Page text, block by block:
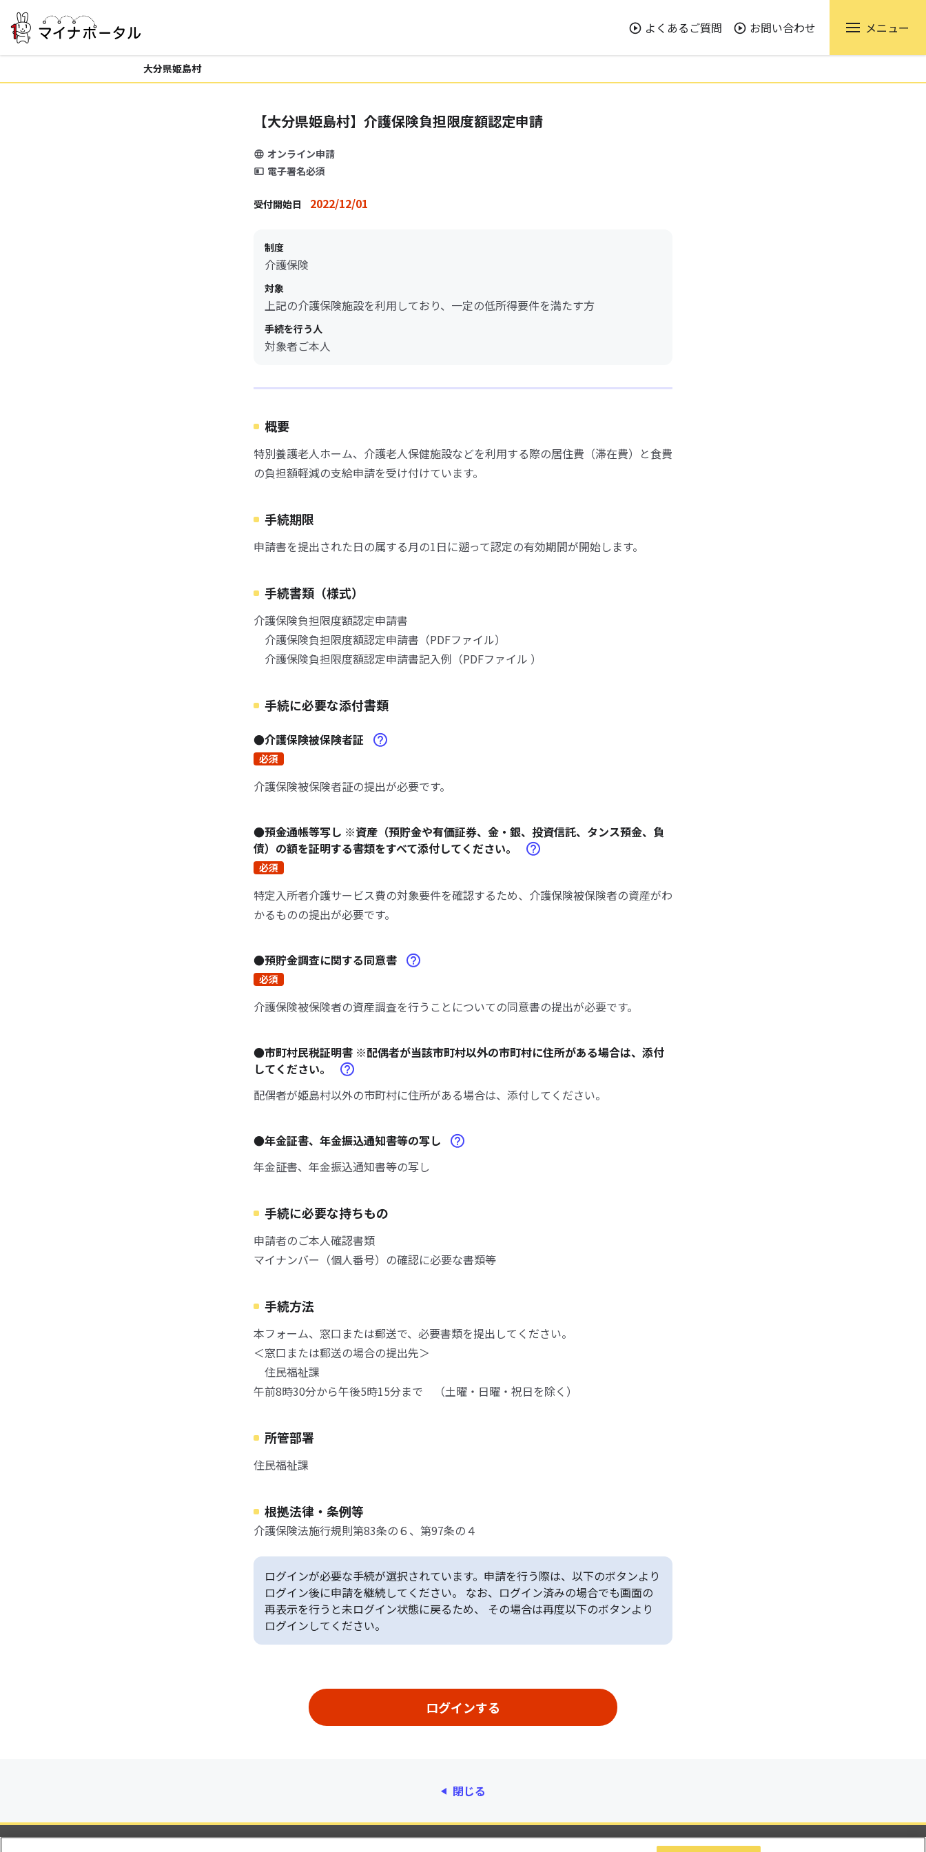
よくあるご質問 お問い合わせ メニュー
大分県姫島村
【大分県姫島村】介護保険負担限度額認定申請
オンライン申請
電子署名必須
受付開始日 2022/12/01
制度
介護保険
対象
上記の介護保険施設を利用しており、一定の低所得要件を満たす方
手続を行う人
対象者ご本人
概要
特別養護老人ホーム、介護老人保健施設などを利用する際の居住費（滞在費）と食費
の負担額軽減の支給申請を受け付けています。
手続期限
申請書を提出された日の属する月の1日に遡って認定の有効期間が開始します。
手続書類（様式）
介護保険負担限度額認定申請書
介護保険負担限度額認定申請書（PDFファイル）
介護保険負担限度額認定申請書記入例（PDFファイル ）
手続に必要な添付書類
●介護保険被保険者証
必須
介護保険被保険者証の提出が必要です。
●預金通帳等写し ※資産（預貯金や有価証券、金・銀、投資信託、タンス預金、負
債）の額を証明する書類をすべて添付してください。
必須
特定入所者介護サービス費の対象要件を確認するため、介護保険被保険者の資産がわ
かるものの提出が必要です。
●預貯金調査に関する同意書
必須
介護保険被保険者の資産調査を行うことについての同意書の提出が必要です。
●市町村民税証明書 ※配偶者が当該市町村以外の市町村に住所がある場合は、添付
してください。
配偶者が姫島村以外の市町村に住所がある場合は、添付してください。
●年金証書、年金振込通知書等の写し
年金証書、年金振込通知書等の写し
手続に必要な持ちもの
申請者のご本人確認書類
マイナンバー（個人番号）の確認に必要な書類等
手続方法
本フォーム、窓口または郵送で、必要書類を提出してください。
＜窓口または郵送の場合の提出先＞
住民福祉課
午前8時30分から午後5時15分まで （土曜・日曜・祝日を除く）
所管部署
住民福祉課
根拠法律・条例等
介護保険法施行規則第83条の６、第97条の４
ログインが必要な手続が選択されています。申請を行う際は、以下のボタンより
ログイン後に申請を継続してください。 なお、ログイン済みの場合でも画面の
再表示を行うと未ログイン状態に戻るため、 その場合は再度以下のボタンより
ログインしてください。
閉じる
動作環境 個人情報保護 利用規約 アクセシビリティ